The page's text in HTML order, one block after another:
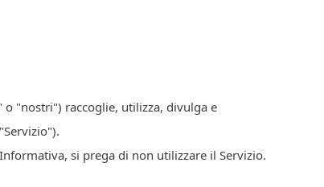
o "nostri") raccoglie, utilizza, divulga e
si prega di non utilizzare il Servizio.